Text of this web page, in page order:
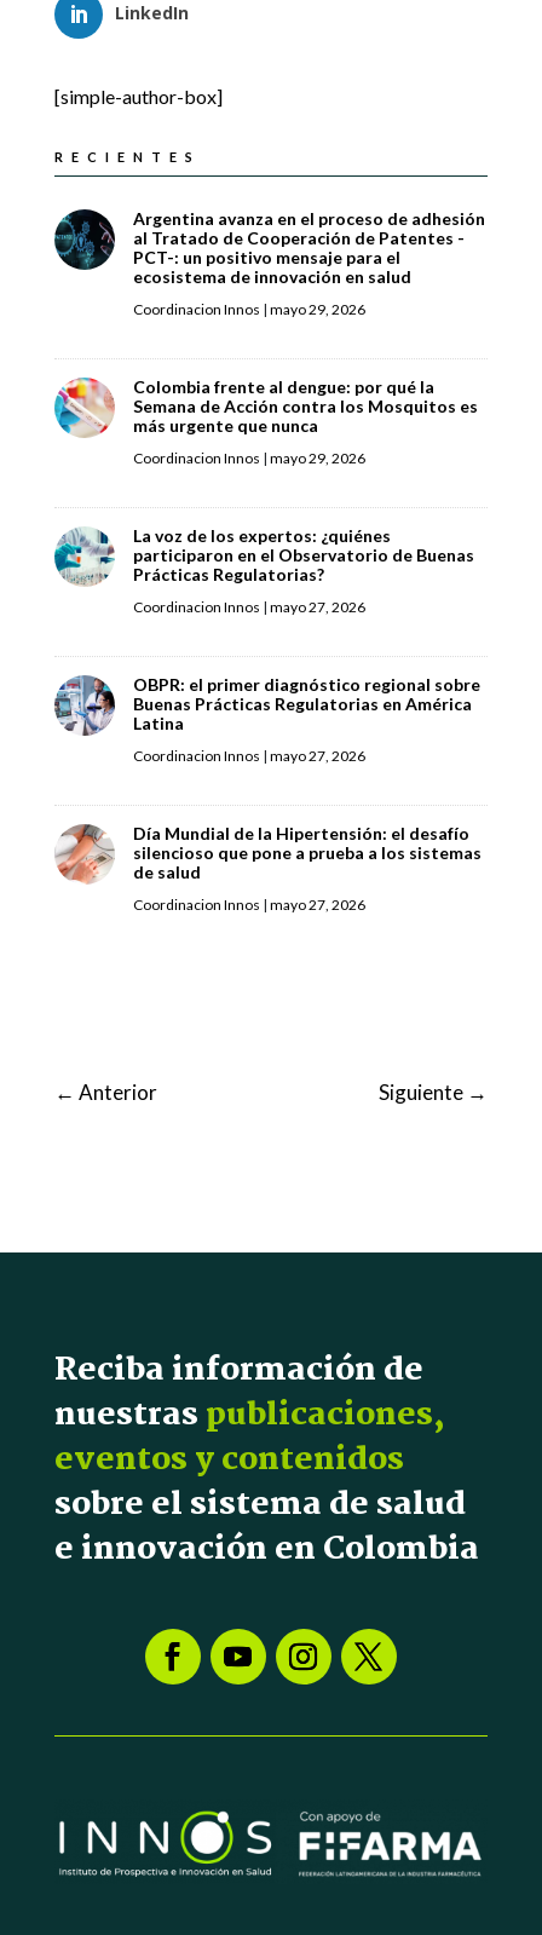
LinkedIn
[simple-author-box]
RECIENTES
Argentina avanza en el proceso de adhesión
al Tratado de Cooperación de Patentes -
PCT-: un positivo mensaje para el
ecosistema de innovación en salud
Coordinacion Innos | mayo 29, 2026
Colombia frente al dengue: por qué la
Semana de Acción contra los Mosquitos es
más urgente que nunca
Coordinacion Innos | mayo 29, 2026
La voz de los expertos: ¿quiénes
participaron en el Observatorio de Buenas
Prácticas Regulatorias?
Coordinacion Innos | mayo 27, 2026
OBPR: el primer diagnóstico regional sobre
Buenas Prácticas Regulatorias en América
Latina
Coordinacion Innos | mayo 27, 2026
Día Mundial de la Hipertensión: el desafío
silencioso que pone a prueba a los sistemas
de salud
Coordinacion Innos | mayo 27, 2026
← Anterior Siguiente →
Reciba información de
nuestraspublicaciones,
eventos y contenidos
sobre el sistema de salud
e innovación en Colombia